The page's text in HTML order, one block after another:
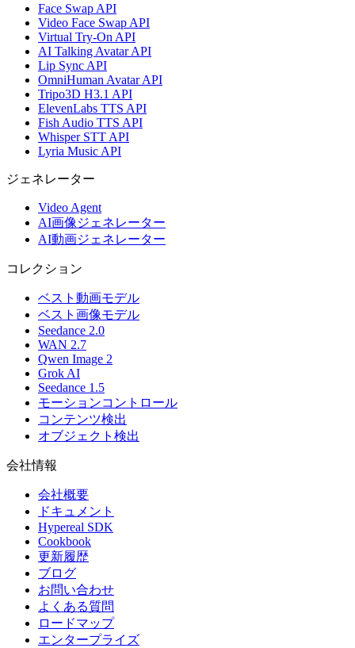
Face Swap API
Video Face Swap API
Virtual Try-On API
AI Talking Avatar API
Lip Sync API
OmniHuman Avatar API
Tripo3D H3.1 API
ElevenLabs TTS API
Fish Audio TTS API
Whisper STT API
Lyria Music API
ジェネレーター
Video Agent
AI画像ジェネレーター
AI動画ジェネレーター
コレクション
ベスト動画モデル
ベスト画像モデル
Seedance 2.0
WAN 2.7
Qwen Image 2
Grok AI
Seedance 1.5
モーションコントロール
コンテンツ検出
オブジェクト検出
会社情報
会社概要
ドキュメント
Hypereal SDK
Cookbook
更新履歴
ブログ
お問い合わせ
よくある質問
ロードマップ
エンタープライズ